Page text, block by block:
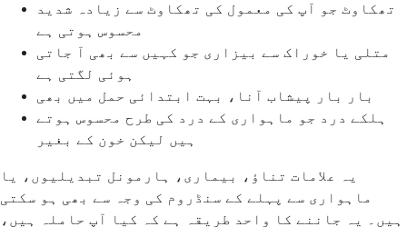
تھکاوٹ جو آپ کی معمول کی تھکاوٹ سے زیادہ شدید
محسوس ہوتی ہے
متلی یا خوراک سے بیزاری جو کہیں سے بھی آ جاتی
ہوئی لگتی ہے
بار بار پیشاب آنا، بہت ابتدائی حمل میں بھی
ہلکے درد جو ماہواری کے درد کی طرح محسوس ہوتے
ہیں لیکن خون کے بغیر
یہ علامات تناؤ، بیماری، ہارمونل تبدیلیوں، یا
ماہواری سے پہلے کے سنڈروم کی وجہ سے بھی ہو سکتی
ہیں۔ یہ جاننے کا واحد طریقہ ہے کہ کیا آپ حاملہ ہیں،